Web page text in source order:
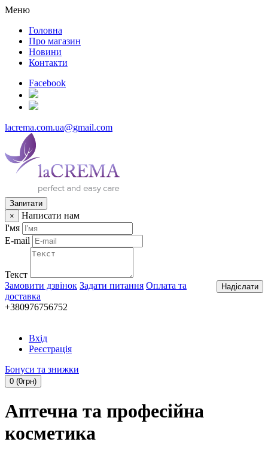
Меню
Головна
Про магазин
Новини
Контакти
Facebook
lacrema.com.ua@gmail.com
Запитати
×
Написати нам
І'мя
E-mail
Текст
Надіслати
Замовити дзвінок Задати питання Оплата та
доставка
+380976756752
Вхід
Реєстрація
Бонуси та знижки
0 (0грн)
Аптечна та професійна
косметика